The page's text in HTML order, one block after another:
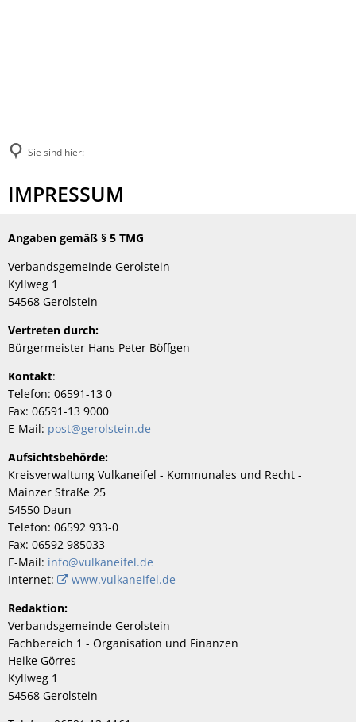
Sie sind hier:
Impressum
IMPRESSUM
Angaben gemäß § 5 TMG
Verbandsgemeinde Gerolstein
Kyllweg 1
54568 Gerolstein
Vertreten durch:
Bürgermeister Hans Peter Böffgen
Kontakt:
Telefon: 06591-13 0
Fax: 06591-13 9000
E-Mail: post@gerolstein.de
Aufsichtsbehörde:
Kreisverwaltung Vulkaneifel - Kommunales und Recht -
Mainzer Straße 25
54550 Daun
Telefon: 06592 933-0
Fax: 06592 985033
E-Mail: info@vulkaneifel.de
Internet:
www.vulkaneifel.de
Redaktion:
Verbandsgemeinde Gerolstein
Fachbereich 1 - Organisation und Finanzen
Heike Görres
Kyllweg 1
54568 Gerolstein